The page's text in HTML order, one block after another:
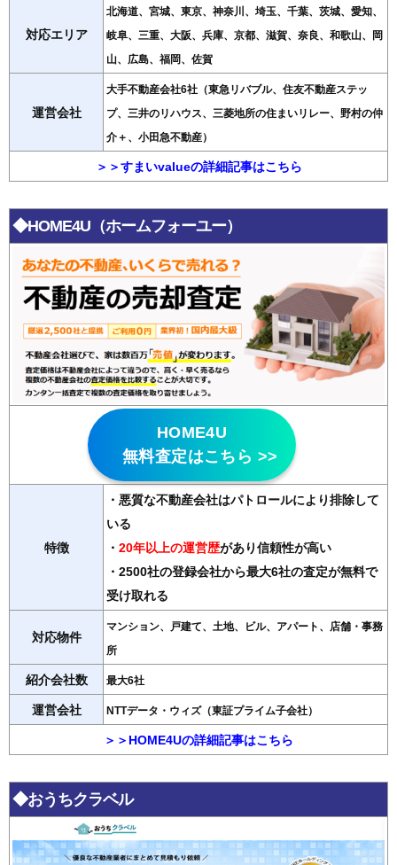
対応エリア
北海道、宮城、東京、神奈川、埼玉、千葉、茨城、愛知、
岐阜、三重、大阪、兵庫、京都、滋賀、奈良、和歌山、岡
山、広島、福岡、佐賀
運営会社
大手不動産会社6社（東急リバブル、住友不動産ステッ
プ、三井のリハウス、三菱地所の住まいリレー、野村の仲
介＋、小田急不動産）
＞＞すまいvalueの詳細記事はこちら
◆HOME4U（ホームフォーユー）
HOME4U
無料査定はこちら >>
特徴
・悪質な不動産会社はパトロールにより排除して
いる
・ 20年以上の運営歴があり信頼性が高い
・2500社の登録会社から最大6社の査定が無料で
受け取れる
対応物件
マンション、戸建て、土地、ビル、アパート、店舗・事務
所
紹介会社数 最大6社
運営会社 NTTデータ・ウィズ（東証プライム子会社）
＞＞HOME4Uの詳細記事はこちら
◆おうちクラベル